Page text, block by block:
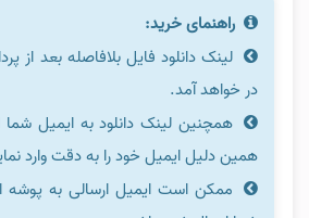
راهنمای خرید:
لینک دانلود فایل بلافاصله بعد از
در خواهد آمد.
همچنین لینک دانلود به ایمیل
همین دلیل ایمیل خود را به دقت وارد